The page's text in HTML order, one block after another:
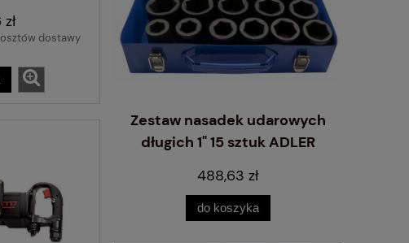
dostawy
zł
Zestaw nasadek udarowych
długich 1" 15 sztuk ADLER
488,63 zł
do koszyka